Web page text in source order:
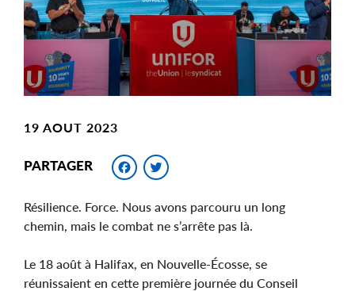
19 AOUT 2023
PARTAGER Facebook
Résilience. Force. Nous avons parcouru un long
chemin, mais le combat ne s’arrête pas là.
Le 18 août à Halifax, en Nouvelle-Écosse, se
réunissaient en cette première journée du Conseil